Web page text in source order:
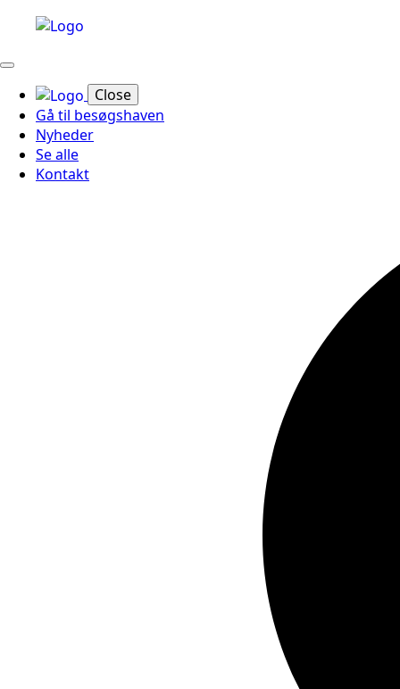
Close
Gå til besøgshaven
Nyheder
Se alle
Kontakt